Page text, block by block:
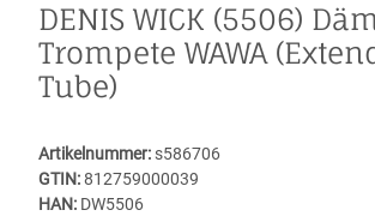
DENIS WICK (5506)
Trompete WAWA
Tube)
Artikelnummer: s586706
GTIN:812759000039
HAN: DW5506